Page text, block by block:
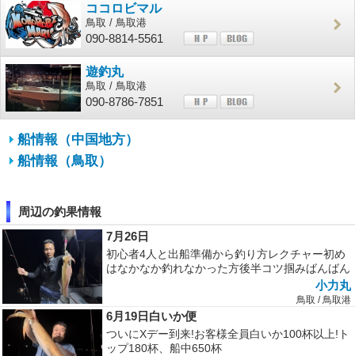
ココロビマル
鳥取 / 鳥取港
090-8814-5561
遊釣丸
鳥取 / 鳥取港
090-8786-7851
船情報（中国地方）
船情報（鳥取）
周辺の釣果情報
7月26日
初心者4人と出船準備から釣り方レクチャー初め
はなかなか釣れなかった方後半コツ掴みばんばん
小力丸
鳥取 / 鳥取港
6月19日白いか便
ついにXデー到来!お客様全員白いか100杯以上!ト
ップ180杯、船中650杯